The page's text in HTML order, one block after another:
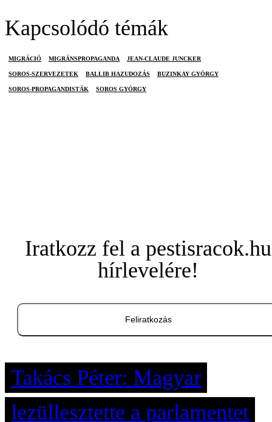
Kapcsolódó témák
MIGRÁCIÓ MIGRÁNSPROPAGANDA JEAN-CLAUDE JUNCKER
SOROS-SZERVEZETEK BALLIB HAZUDOZÁS BUZINKAY GYÖRGY
SOROS-PROPAGANDISTÁK SOROS GYÖRGY
Iratkozz fel a pestisracok.hu
hírlevelére!
Feliratkozás
Takács Péter: Magyar
lezüllesztette a parlamentet